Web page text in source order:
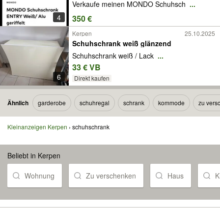
4
Verkaufe meinen MONDO Schuhsch ...
350 €
6
Kerpen 25.10.2025
Schuhschrank weiß glänzend
Schuhschrank weiß / Lack ...
33 € VB
Direkt kaufen
Ähnlich garderobe schuhregal schrank kommode zu
Kleinanzeigen Kerpen schuhschrank
Beliebt in Kerpen
Wohnung Zu verschenken Haus